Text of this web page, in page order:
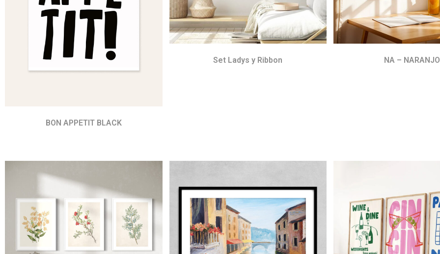
BON APPETIT BLACK
Set Ladys y Ribbon NA – NARANJO